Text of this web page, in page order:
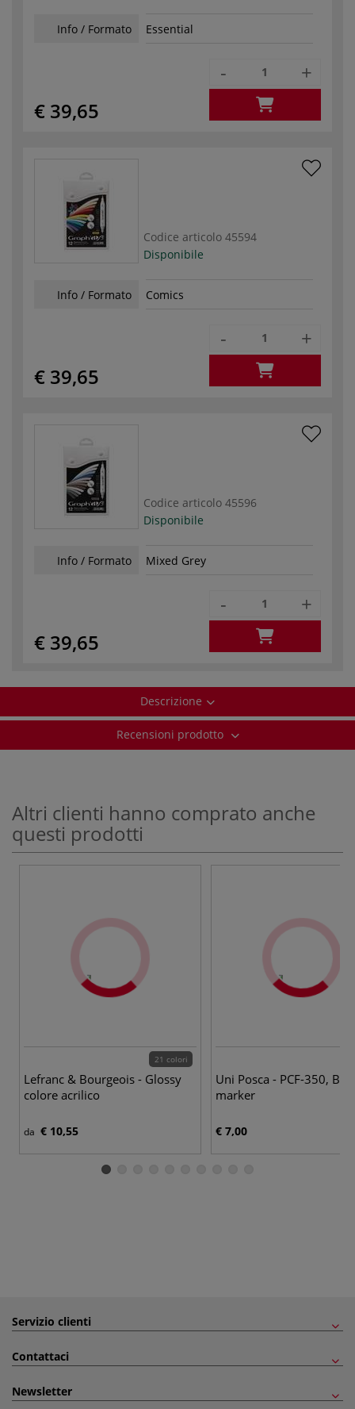
Info / Formato Essential
€ 39,65
- +
Codice articolo 45594
Disponibile
Info / Formato Comics
€ 39,65
- +
Codice articolo 45596
Disponibile
Info / Formato Mixed Grey
€ 39,65
- +
Descrizione
Recensioni prodotto
Altri clienti hanno comprato anche
questi prodotti
21 colori
Lefranc & Bourgeois - Glossy
colore acrilico
da € 10,55
Uni Posca - PCF-350,
marker
€ 7,00
Servizio clienti
Contattaci
Newsletter